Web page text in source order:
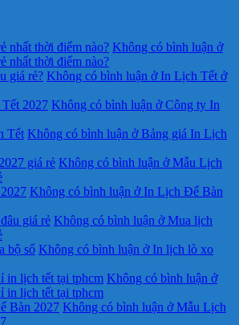
nhất thời điểm nào? Không có bình luận ở
nhất thời điểm nào?
giá rẻ? Không có bình luận ở In Lịch Tết ở
2027 Không có bình luận ở Công ty In
Tết Không có bình luận ở Bảng giá In Lịch
giá rẻ Không có bình luận ở Mẫu Lịch
Không có bình luận ở In Lịch Để Bàn
giá rẻ Không có bình luận ở Mua lịch
bộ số Không có bình luận ở In lịch lò xo
in lịch tết tại tphcm Không có bình luận ở
in lịch tết tại tphcm
Bàn 2027 Không có bình luận ở Mẫu Lịch